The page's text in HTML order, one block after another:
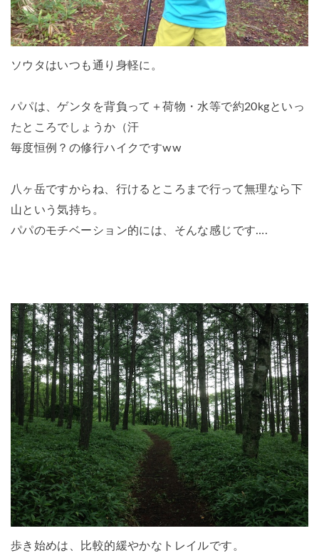
ソウタはいつも通り身軽に。
パパは、ゲンタを背負って＋荷物・水等で約20kgといっ
たところでしょうか（汗
毎度恒例？の修行ハイクですww
八ヶ岳ですからね、行けるところまで行って無理なら下
山という気持ち。
パパのモチベーション的には、そんな感じです….
歩き始めは、比較的緩やかなトレイルです。